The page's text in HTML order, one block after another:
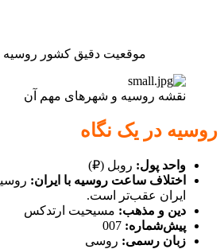
موقعیت دقیق کشور
نقشه روسیه و شهرهای مهم آن
روسیه در یک نگاه
واحد پول: روبل (₽)
اختلاف ساعت روسیه با ایران:
ایران عقب‌تر است.
دین و مذهب: مسیحیت ارتدکس
پیش‌شماره:
زبان رسمی: روسی